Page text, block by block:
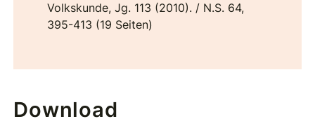
Volkskunde, Jg. 113 (2010). / N.S. 64,
395-413 (19 Seiten)
Download